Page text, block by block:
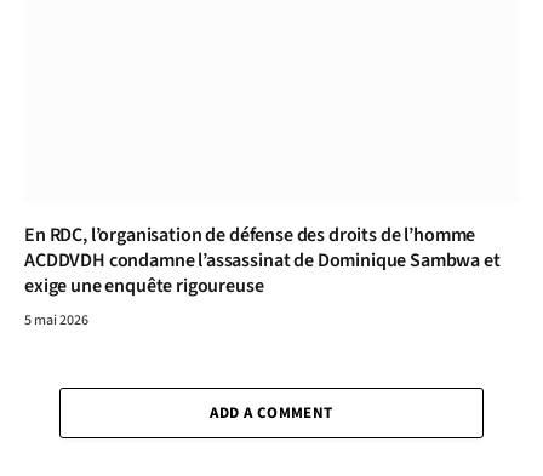
En RDC, l’organisation de défense des droits de l’homme
ACDDVDH condamne l’assassinat de Dominique Sambwa et
exige une enquête rigoureuse
5 mai 2026
ADD A COMMENT